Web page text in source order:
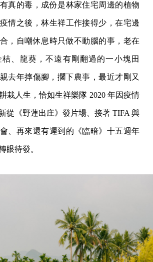
真的毒，成份是林家住宅周邊的植物
情之後，林生祥工作接得少，在宅邊
，自嘲休息時只做不動腦的事，老在
、龍葵，不遠有剛翻過的一小塊田
去年摔傷腳，擱下農事，最近才剛又
栽人生，恰如生祥樂隊 2020 年因疫情
從《野蓮出庄》發片場、接著 TIFA 與
、再來還有遲到的《臨暗》十五週年
眼待發。